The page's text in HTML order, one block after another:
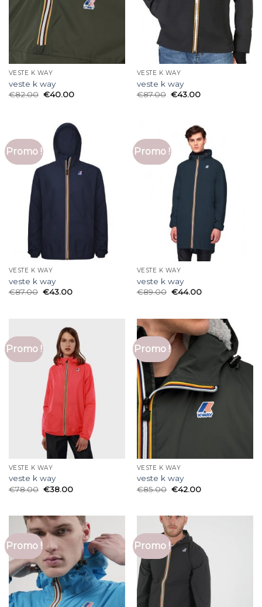
VESTE K WAY
veste k way
€82.00 €40.00
VESTE K WAY
veste k way
€87.00 €43.00
Promo !
VESTE K WAY
veste k way
€87.00 €43.00
Promo !
VESTE K WAY
veste k way
€89.00 €44.00
Promo !
VESTE K WAY
veste k way
€78.00 €38.00
Promo !
VESTE K WAY
veste k way
€85.00 €42.00
Promo ! Promo !